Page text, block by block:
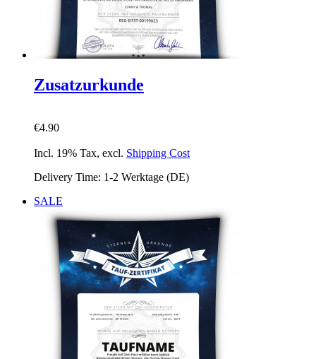
Zusatzurkunde
€4.90
Incl. 19% Tax, excl. Shipping Cost
Delivery Time: 1-2 Werktage (DE)
SALE